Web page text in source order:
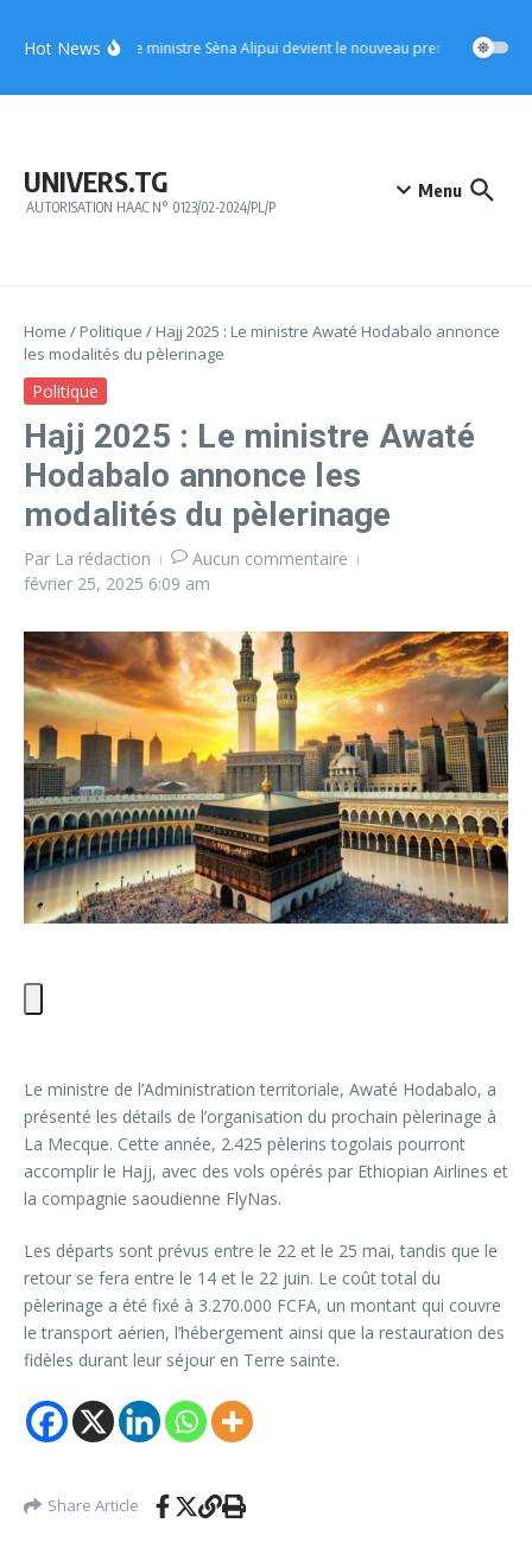
Hot NewsUFC : le ministre Sèna Alipui devient le nouveau premier vice-
UNIVERS.TG
AUTORISATION HAAC N° 0123/02-2024/PL/P
Menu
Home / Politique / Hajj 2025 : Le ministre Awaté Hodabalo annonce
les modalités du pèlerinage
Politique
Hajj 2025 : Le ministre Awaté
Hodabalo annonce les
modalités du pèlerinage
Par La rédaction
Aucun commentaire
février 25, 2025 6:09 am
Le ministre de l’Administration territoriale, Awaté Hodabalo, a
présenté les détails de l’organisation du prochain pèlerinage à
La Mecque. Cette année, 2.425 pèlerins togolais pourront
accomplir le Hajj, avec des vols opérés par Ethiopian Airlines et
la compagnie saoudienne FlyNas.
Les départs sont prévus entre le 22 et le 25 mai, tandis que le
retour se fera entre le 14 et le 22 juin. Le coût total du
pèlerinage a été fixé à 3.270.000 FCFA, un montant qui couvre
le transport aérien, l’hébergement ainsi que la restauration des
fidèles durant leur séjour en Terre sainte.
Share Article